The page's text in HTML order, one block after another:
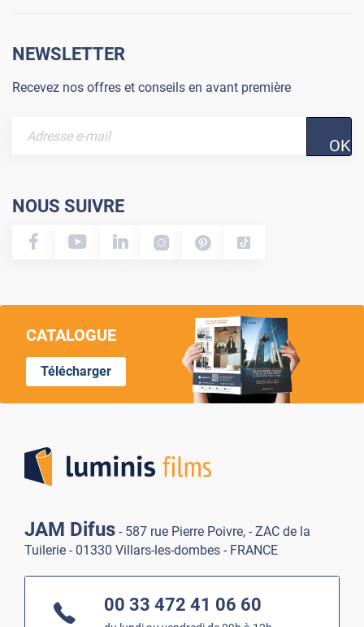
NEWSLETTER
Recevez nos offres et conseils en avant première
OK
NOUS SUIVRE
CATALOGUE
Télécharger
JAM Difus - 587 rue Pierre Poivre, - ZAC de la
Tuilerie - 01330 Villars-les-dombes - FRANCE
00 33 472 41 06 60